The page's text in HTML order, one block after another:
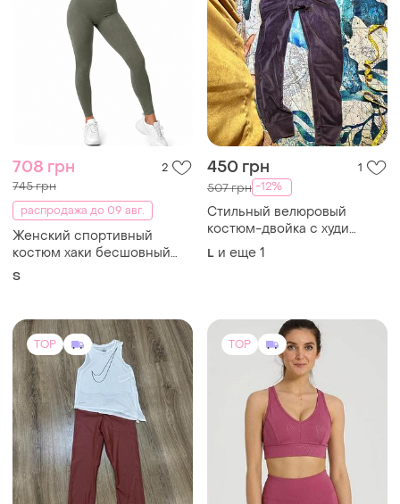
708 грн 2
745 грн
распродажа до 09 авг.
Женский спортивный
костюм хаки бесшовный
комплект топ бра леггинсы
утяжка пуш ап стрейч
S
450 грн 1
507 грн -12%
Стильный велюровый
костюм-двойка с худи
(глубокий сливово-
фиолетовый цвет)
L и еще 1
TOP TOP